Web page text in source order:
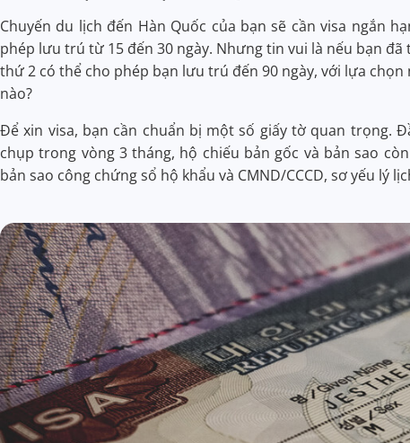
Chuyến du lịch đến Hàn Quốc của bạn sẽ cần visa ngắn
phép lưu trú từ 15 đến 30 ngày. Nhưng tin vui là nếu bạn
thứ 2 có thể cho phép bạn lưu trú đến 90 ngày, với lựa
nào?
Để xin visa, bạn cần chuẩn bị một số giấy tờ quan trọng.
chụp trong vòng 3 tháng, hộ chiếu bản gốc và bản sao
bản sao công chứng sổ hộ khẩu và CMND/CCCD, sơ yếu lý